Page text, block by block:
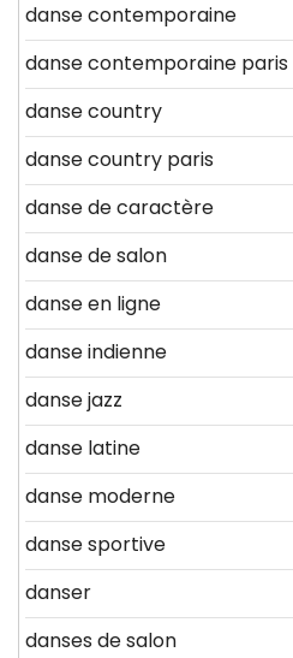
danse contemporaine
danse contemporaine paris
danse country
danse country paris
danse de caractère
danse de salon
danse en ligne
danse indienne
danse jazz
danse latine
danse moderne
danse sportive
danser
danses de salon